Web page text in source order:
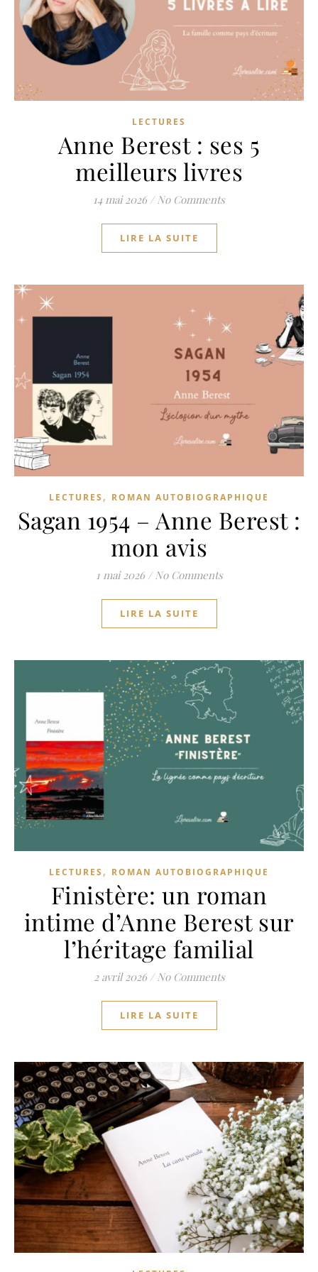
LECTURES
Anne Berest : ses 5
meilleurs livres
14 mai 2026 / No Comments
LIRE LA SUITE
LECTURES , ROMAN AUTOBIOGRAPHIQUE
Sagan 1954 – Anne Berest :
mon avis
1 mai 2026 / No Comments
LIRE LA SUITE
LECTURES , ROMAN AUTOBIOGRAPHIQUE
Finistère: un roman
intime d’Anne Berest sur
l’héritage familial
2 avril 2026 / No Comments
LIRE LA SUITE